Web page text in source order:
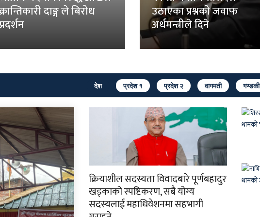
दाङ्ग ले बिरोध उठाएका प्रश्नको जवाफ
अर्थमन्त्रीले दिने
देश प्रदेश १ प्रदेश २ वागमती गण्डकी
क्रियाशील सदस्यता विवादबारे पूर्णबहादुर
खड्काको स्पष्टिकरण, सबै योग्य
सदस्यलाई महाधिवेशनमा सहभागी